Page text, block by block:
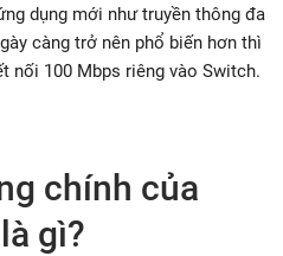
dụng mới như truyền thông đa
càng trở nên phổ biến hơn thì
nối 100 Mbps riêng vào Switch.
chính của
gì?